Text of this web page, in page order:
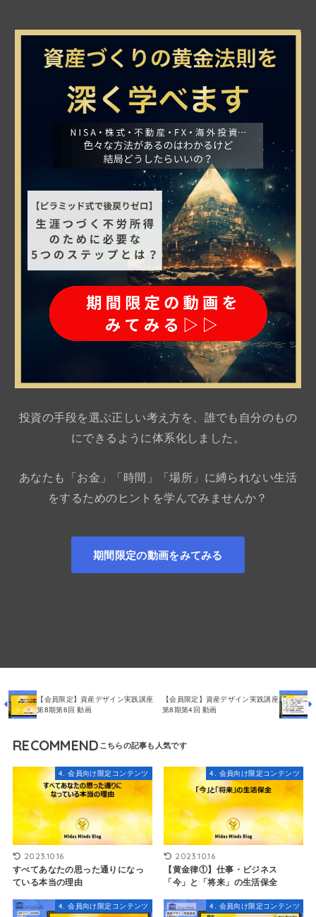
投資の手段を選ぶ正しい考え方を、誰でも自分のもの
にできるように体系化しました。
あなたも「お金」「時間」「場所」に縛られない生活
をするためのヒントを学んでみませんか？
期間限定の動画をみてみる
【会員限定】資産デザイン実践講座
第8期第6回 動画
【会員限定】資産デザイン実践講座
第8期第4回 動画
RECOMMEND
4. 会員向け限定コンテンツ
2023.10.16
すべてあなたの思った通りになっ
ている本当の理由
4. 会員向け限定コンテンツ
2023.10.16
【黄金律①】仕事・ビジネス
「今」と「将来」の生活保全
4. 会員向け限定コンテンツ 4. 会員向け限定コンテンツ